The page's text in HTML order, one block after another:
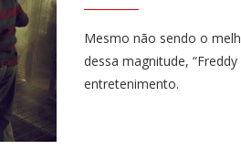
Mesmo não sendo o
dessa magnitude,
entretenimento.